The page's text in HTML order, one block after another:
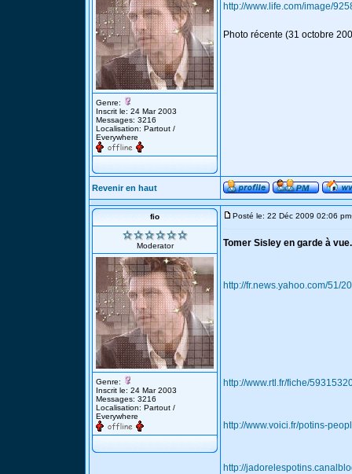
Genre:
Inscrit le: 24 Mar 2003
Messages: 3216
Localisation: Partout /
Everywhere
http://www.life.com/image/
Photo récente (31 octobre
Revenir en haut
fio
Moderator
Genre:
Inscrit le: 24 Mar 2003
Messages: 3216
Localisation: Partout /
Everywhere
Posté le: 22 Déc 2009 02:06 pm
Tomer Sisley en garde à
http://fr.news.yahoo.com/51/
http://www.rtl.fr/fiche/
http://www.voici.fr/potins-
http://